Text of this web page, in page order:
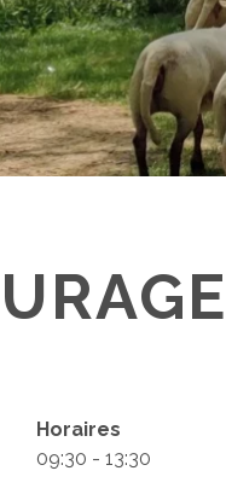
Horaires
09:30 - 13:30